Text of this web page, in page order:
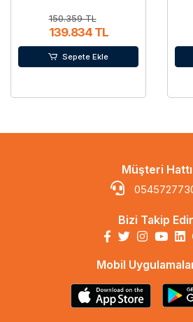
150.359 TL
139.834 TL
Sepete Ekle
Müşteri Hattı
Bizi Takip
Mobil